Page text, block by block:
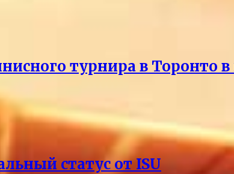
турнира в Торонто
статус от ISU